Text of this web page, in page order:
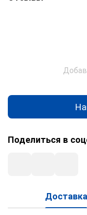
Поделиться в
Доставка